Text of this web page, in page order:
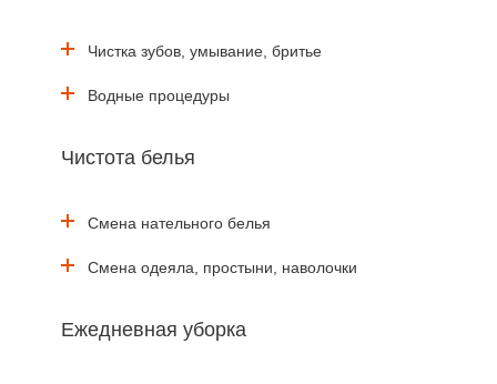
Чистка зубов, умывание, бритье
Водные процедуры
Чистота белья
Смена нательного белья
Смена одеяла, простыни, наволочки
Ежедневная уборка